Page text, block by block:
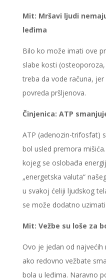
Mit: Mršavi ljudi
leđima
Bilo ko može imati ove
slabe kosti
treba da vode računa,
povreda pršljenova.
Činjenica: ATP
ATP (adenozin-trifosfat)
bol usled premora
kojeg se oslobađa
„energetska valuta“
u svakoj ćeliji ljudskog
se može dodatno
Mit: Vežbe su loše za
Ovo je jedan od
ako redovno vežbate
bola u leđima. Naravno